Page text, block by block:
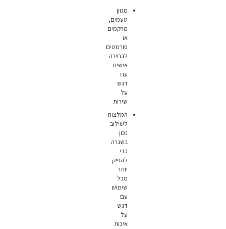
מגוון
טעמים,
מרקמים
או
פורמטים
לבחירה
אישית
עם
דגש
על
שירות
המלצות
לשילוב
נכון
בשגרה
כדי
להפיק
יותר
מכל
שימוש
עם
דגש
על
איכות